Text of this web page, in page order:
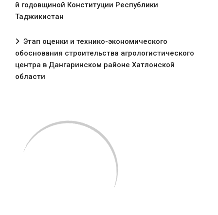
й годовщиной Конституции Республики
Таджикистан
Этап оценки и технико-экономического
обоснования строительства агрологистического
центра в Дангаринском районе Хатлонской
области